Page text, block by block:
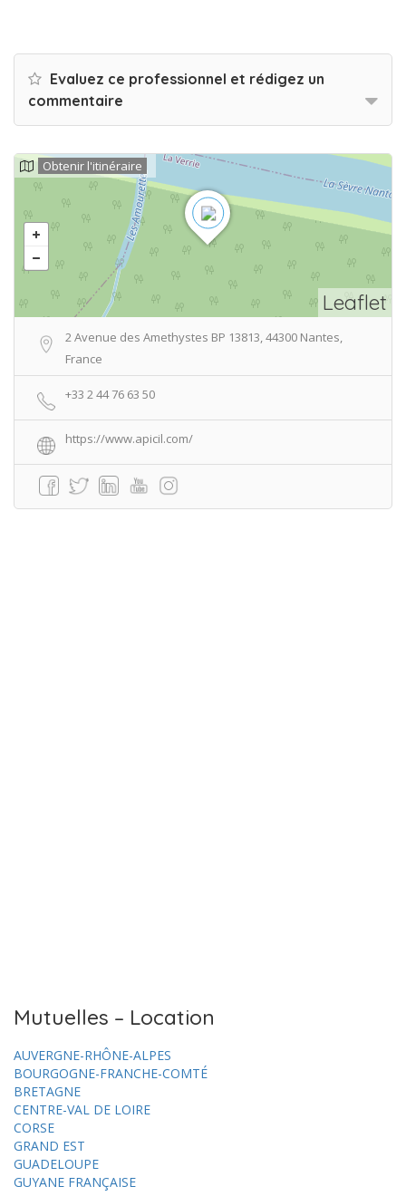
Evaluez ce professionnel et rédigez un
commentaire
Leaflet
Obtenir l'itinéraire
2 Avenue des Amethystes BP 13813, 44300 Nantes,
France
+33 2 44 76 63 50
https://www.apicil.com/
Mutuelles – Location
AUVERGNE-RHÔNE-ALPES
BOURGOGNE-FRANCHE-COMTÉ
BRETAGNE
CENTRE-VAL DE LOIRE
CORSE
GRAND EST
GUADELOUPE
GUYANE FRANÇAISE